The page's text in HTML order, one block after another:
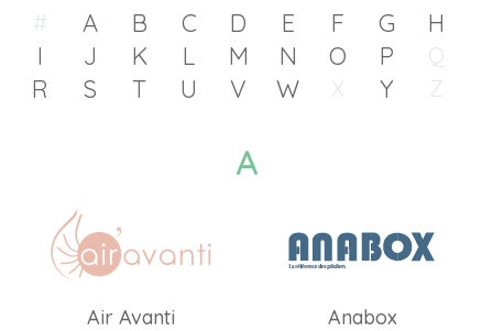
# A B C D E F G
H
I
J K L M N O P Q
R S T U V W X Y Z
A
Air Avanti Anabox